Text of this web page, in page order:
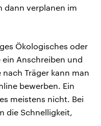
dann verplanen im
Ökologisches oder
ein Anschreiben und
Träger kann man
bewerben. Ein
meistens nicht. Bei
die Schnelligkeit,